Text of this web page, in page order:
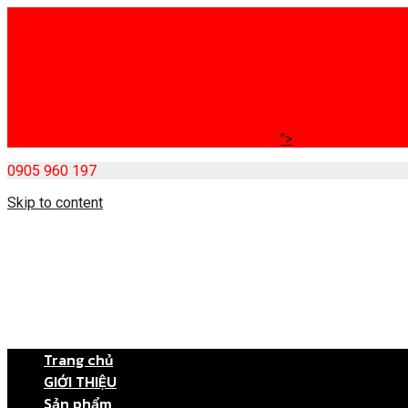
">
0905 960 197
Skip to content
Trang chủ
GIỚI THIỆU
Sản phẩm